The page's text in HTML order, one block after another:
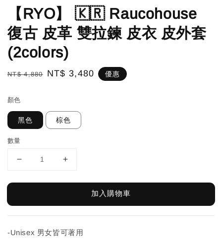
【RYO】 🇰🇷 Raucohouse
復古 皮革 雙拉鍊 皮衣 皮外套
(2colors)
Regular
NT$ 4,880
Sale
NT$ 3,480 優惠
顏色
黑色 棕色
數量
加入購物車
-Unisex 男女皆可著用